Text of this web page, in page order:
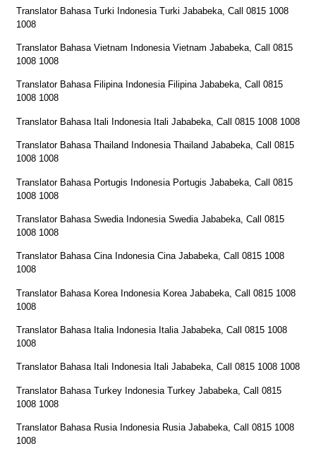
Translator Bahasa Turki Indonesia Turki Jababeka, Call 0815 1008
1008
Translator Bahasa Vietnam Indonesia Vietnam Jababeka, Call 0815
1008 1008
Translator Bahasa Filipina Indonesia Filipina Jababeka, Call 0815
1008 1008
Translator Bahasa Itali Indonesia Itali Jababeka, Call 0815 1008 1008
Translator Bahasa Thailand Indonesia Thailand Jababeka, Call 0815
1008 1008
Translator Bahasa Portugis Indonesia Portugis Jababeka, Call 0815
1008 1008
Translator Bahasa Swedia Indonesia Swedia Jababeka, Call 0815
1008 1008
Translator Bahasa Cina Indonesia Cina Jababeka, Call 0815 1008
1008
Translator Bahasa Korea Indonesia Korea Jababeka, Call 0815 1008
1008
Translator Bahasa Italia Indonesia Italia Jababeka, Call 0815 1008
1008
Translator Bahasa Itali Indonesia Itali Jababeka, Call 0815 1008 1008
Translator Bahasa Turkey Indonesia Turkey Jababeka, Call 0815
1008 1008
Translator Bahasa Rusia Indonesia Rusia Jababeka, Call 0815 1008
1008